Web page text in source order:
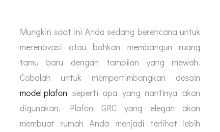
Mungkin saat ini Anda sedang berencana untuk
merenovasi atau bahkan membangun ruang
tamu baru dengan tampilan yang mewah.
Cobalah untuk mempertimbangkan desain
model plafon seperti apa yang nantinya akan
digunakan. Plafon GRC yang elegan akan
membuat rumah Anda menjadi terlihat lebih